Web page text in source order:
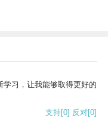
习，让我能够取得更好的
支持[0] 反对[0]